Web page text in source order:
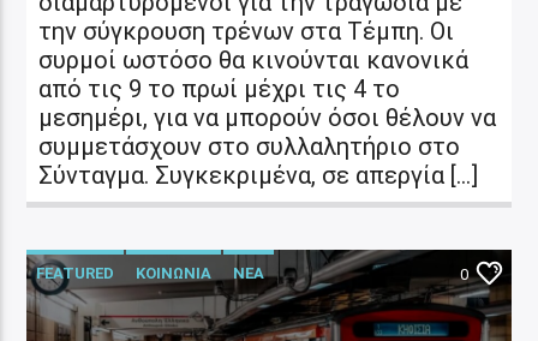
την σύγκρουση τρένων στα Τέμπη. Οι
συρμοί ωστόσο θα κινούνται κανονικά
από τις 9 το πρωί μέχρι τις 4 το
μεσημέρι, για να μπορούν όσοι θέλουν να
συμμετάσχουν στο συλλαλητήριο στο
Σύνταγμα. Συγκεκριμένα, σε απεργία […]
FEATURED ΚΟΙΝΩΝΙΑ ΝΕΑ 0